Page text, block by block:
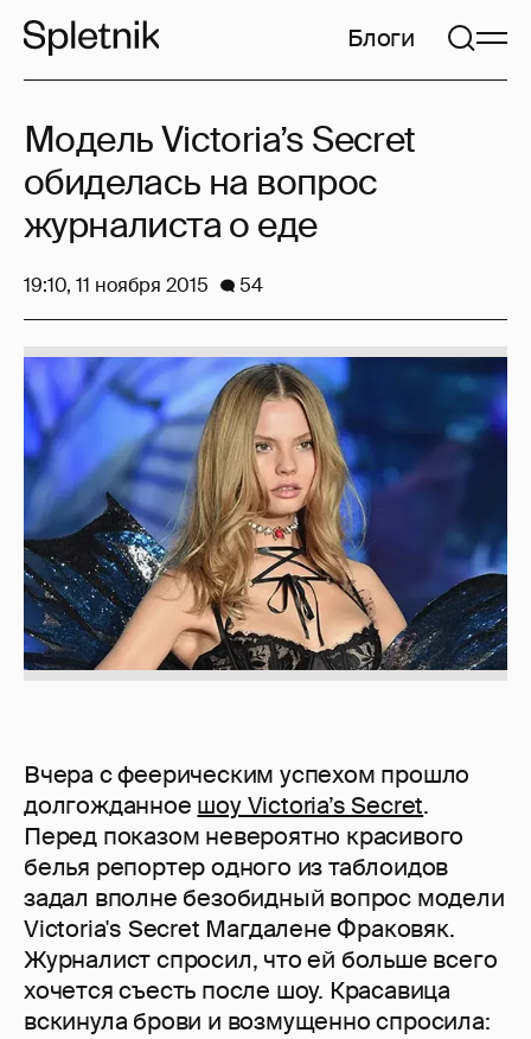
Блоги
Вчера с феерическим успехом прошло
долгожданное шоу Victoria’s Secret.
Перед показом невероятно красивого
белья репортер одного из таблоидов
задал вполне безобидный вопрос модели
Victoria's Secret Магдалене Фраковяк.
Журналист спросил, что ей больше всего
хочется съесть после шоу. Красавица
вскинула брови и возмущенно спросила:
Модель Victoria’s Secret
обиделась на вопрос
журналиста о еде
19:10, 11 ноября 2015 54